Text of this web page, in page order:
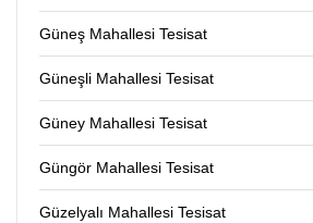
Güneş Mahallesi Tesisat
Güneşli Mahallesi Tesisat
Güney Mahallesi Tesisat
Güngör Mahallesi Tesisat
Güzelyalı Mahallesi Tesisat